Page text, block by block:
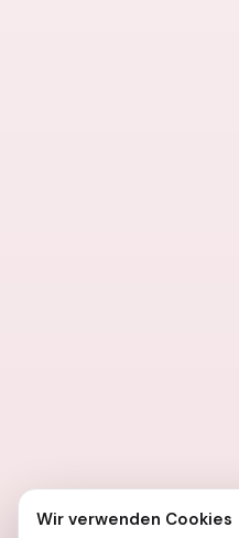
Wir verwenden Cookies